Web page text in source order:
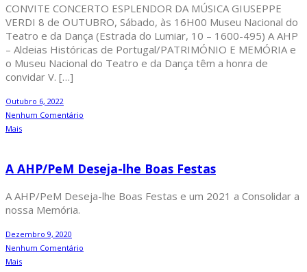
CONVITE CONCERTO ESPLENDOR DA MÚSICA GIUSEPPE
VERDI 8 de OUTUBRO, Sábado, às 16H00 Museu Nacional do
Teatro e da Dança (Estrada do Lumiar, 10 – 1600-495) A AHP
– Aldeias Históricas de Portugal/PATRIMÓNIO E MEMÓRIA e
o Museu Nacional do Teatro e da Dança têm a honra de
convidar V. […]
Outubro 6, 2022
Nenhum Comentário
Mais
A AHP/PeM Deseja-lhe Boas Festas
A AHP/PeM Deseja-lhe Boas Festas e um 2021 a Consolidar a
nossa Memória.
Dezembro 9, 2020
Nenhum Comentário
Mais